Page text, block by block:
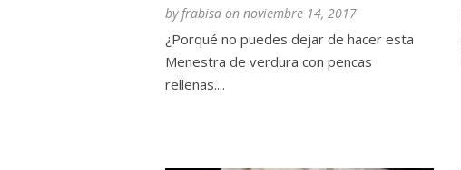
byfrabisa on noviembre 14, 2017
¿Porqué no puedes dejar de hacer esta
Menestra de verdura con pencas
rellenas....